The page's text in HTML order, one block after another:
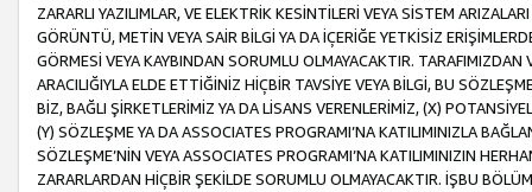
ZARARLI YAZILIMLAR, VE ELEKTRİK KESİNTİLERİ VEYA SİSTEM
GÖRÜNTÜ, METİN VEYA SAİR BİLGİ YA DA İÇERİĞE YETKİSİZ
GÖRMESİ VEYA KAYBINDAN SORUMLU OLMAYACAKTIR.
ARACILIĞIYLA ELDE ETTİĞİNİZ HİÇBİR TAVSİYE VEYA BİLGİ, BU
BİZ, BAĞLI ŞİRKETLERİMİZ YA DA LİSANS VERENLERİMİZ, (X)
(Y) SÖZLEŞME YA DA ASSOCIATES PROGRAMI’NA KATILIMINIZLA
SÖZLEŞME’NİN VEYA ASSOCIATES PROGRAMI’NA KATILIMINIZIN
ZARARLARDAN HİÇBİR ŞEKİLDE SORUMLU OLMAYACAKTIR. İŞBU